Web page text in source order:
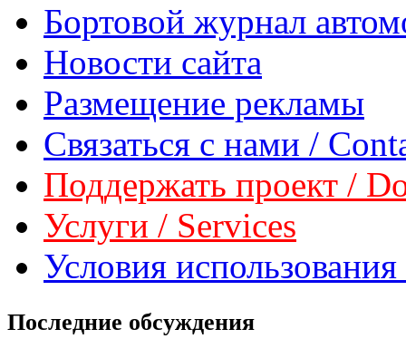
Бортовой журнал
Новости сайта
Размещение рекламы
Связаться с нами /
Поддержать проект /
Услуги / Services
Условия
Последние обсуждения